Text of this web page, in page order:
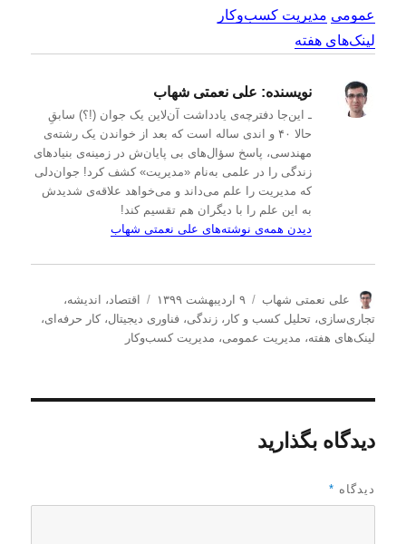
عمومی مدیریت کسب‌و‌کار
لینک‌های هفته
نویسنده: علی نعمتی شهاب
ـ این‌جا دفترچه‌ی یادداشت‌ آن‌لاین یک جوان (!؟) سابقِ
حالا ۴۰ و اندی ساله است که بعد از خواندن یک رشته‌ی
مهندسی، پاسخ سؤال‌های بی پایان‌ش در زمینه‌ی بنیادهای
زندگی را در علمی به‌نام «مدیریت» کشف کرد! جوان‌دلی
که مدیریت را علم می‌داند و می‌خواهد علاقه‌ی شدیدش
به این علم را با دیگران هم تقسیم کند!
دیدن همه‌ی نوشته‌های علی نعمتی شهاب
ن
و
ی
علی نعمتی شهاب
ا
ر
س
۹ اردیبهشت ۱۳۹۹
د
س
ت
اقتصاد ، اندیشه،
تجاری‌سازی،تحلیل كسب و كار ،زندگی،فناوری دیجیتال،کار حرفه‌ای،
لینک‌های هفته، مدیریت عمومی، مدیریت كسب‌و‌كار
دیدگاه بگذارید
دیدگاه *